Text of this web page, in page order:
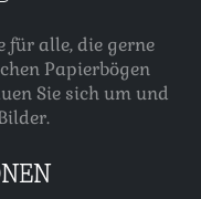
für alle, die gerne
Papierbögen
Sie sich um und